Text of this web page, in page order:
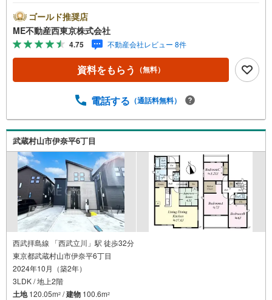
どんなに信用のある建築会社でもご自分の目で確認するこ
とは重要ですよね。特殊機材を使用し物件状態を調査致し
ますご来店特典■FP相談キャッシュフローの作成無料でで
きます■未公開の物件情報をご紹介■弊社仲介にてご契約頂
くと1万円から最大10万円のご紹介料をお支払い！詳しくは
スタッフ迄 都内有数の1棟ビル大型店舗開店！■西武新宿線
う方はご自宅へ『無料送迎サービス』実施しております！■
ー、紙おむつ、アメニティ、大型個室ブース4部屋、各ブー
スモニター等完備しております！
ゴールド推奨店
ME不動産西東京株式会社
4.75 不動産会社レビュー 8件
資料をもらう （無料）
電話する （通話料無料）
武蔵村山市伊奈平6丁目
西武拝島線 「西武立川」駅 徒歩32分
東京都武蔵村山市伊奈平6丁目
2024年10月（築2年）
3LDK / 地上2階
土地120.05m2 /建物 100.6m2